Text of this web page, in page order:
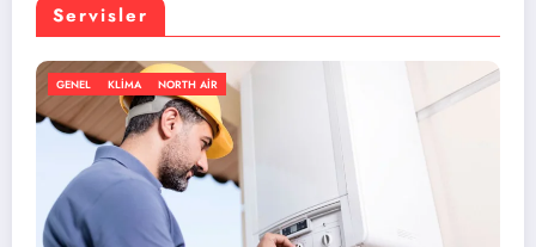
Servisler
KLIMA NORTH